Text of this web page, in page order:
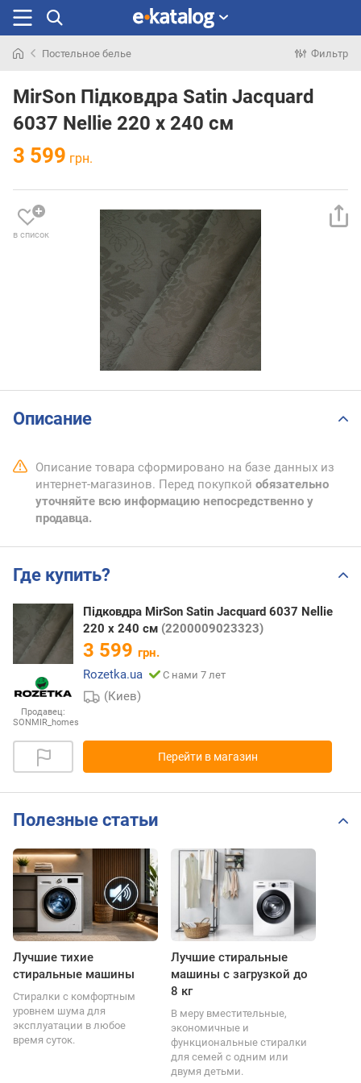
раньше
Постельное белье Фильтр
MirSon Підковдра Satin Jacquard
6037 Nellie 220 x 240 см
3 599 грн.
в список
Описание
Описание товара сформировано на базе данных из
интернет-магазинов. Перед покупкой обязательно
уточняйте всю информацию непосредственно у
продавца.
Где купить?
Продавец:
SONMIR_homes
Підковдра MirSon Satin Jacquard 6037 Nellie
220 x 240 см (2200009023323)
3 599 грн.
Rozetka.ua
С нами 7 лет
(Киев)
Перейти в магазин
Полезные статьи
Лучшие тихие
стиральные машины
Стиралки с комфортным
уровнем шума для
эксплуатации в любое
время суток.
Лучшие стиральные
машины с загрузкой до
8 кг
В меру вместительные,
экономичные и
функциональные стиралки
для семей с одним или
двумя детьми.